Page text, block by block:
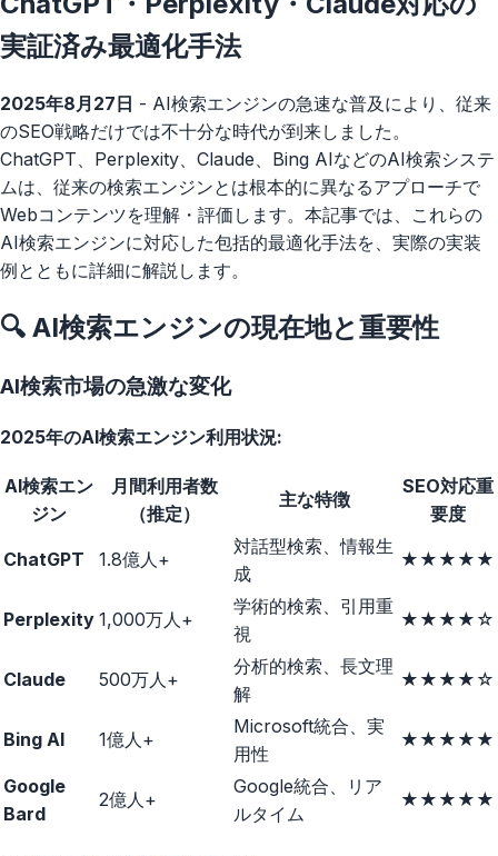
実証済み最適化手法
2025年8月27日 - AI検索エンジンの急速な普及により、従来
のSEO戦略だけでは不十分な時代が到来しました。
ChatGPT、Perplexity、Claude、Bing AIなどのAI検索システ
ムは、従来の検索エンジンとは根本的に異なるアプローチで
Webコンテンツを理解・評価します。本記事では、これらの
AI検索エンジンに対応した包括的最適化手法を、実際の実装
例とともに詳細に解説します。
🔍 AI検索エンジンの現在地と重要性
AI検索市場の急激な変化
2025年のAI検索エンジン利用状況:
AI検索エン
ジン
月間利用者数
（推定）
主な特徴
SEO対応重
要度
ChatGPT 1.8億人+
対話型検索、情報生
成
★★★★★
Perplexity 1,000万人+
学術的検索、引用重
視
★★★★☆
Claude 500万人+
分析的検索、長文理
解
★★★★☆
Bing AI 1億人+
Microsoft統合、実
用性
★★★★★
Google
Bard
2億人+
Google統合、リア
ルタイム
★★★★★